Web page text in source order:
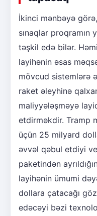
İkinci mənbəyə
sınaqlar proqramın
təşkil edə bilər.
layihənin əsas
mövcud sistemlərə
raket əleyhinə
maliyyələşməyə
etdirməkdir. Tramp
üçün 25 milyard
əvvəl qəbul etdiyi
paketindən
layihənin ümumi
dollara çatacağı
edəcəyi bəzi